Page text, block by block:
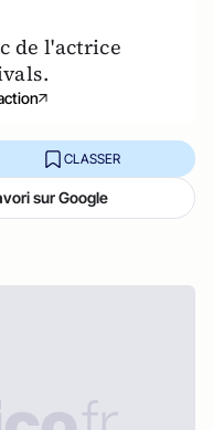
de l'actrice
CLASSER
sur Google